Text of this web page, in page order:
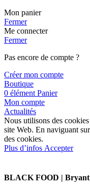
Mon panier
Fermer
Me connecter
Fermer
Pas encore de compte ?
Créer mon compte
Boutique
0 élément Panier
Mon compte
Actualités
Nous utilisons des
site Web. En naviguant
des cookies.
Plus d’infos Accepter
BLACK FOOD |